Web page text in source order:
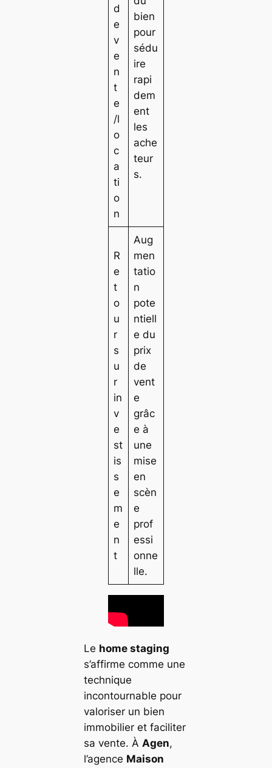
d
e
v
e
n
t
e
/l
o
c
a
ti
o
n
bien
pour
sédu
ire
rapi
dem
ent
les
ache
teur
s.
R
e
t
o
u
r
s
u
r
in
v
e
st
is
s
e
m
e
n
t
Aug
men
tatio
n
pote
ntiell
e du
prix
de
vent
e
grâc
e à
une
mise
en
scèn
e
prof
essi
onne
lle.
Le home staging
s’affirme comme une
technique
incontournable pour
valoriser un bien
immobilier et faciliter
sa vente. À Agen,
l’agence Maison